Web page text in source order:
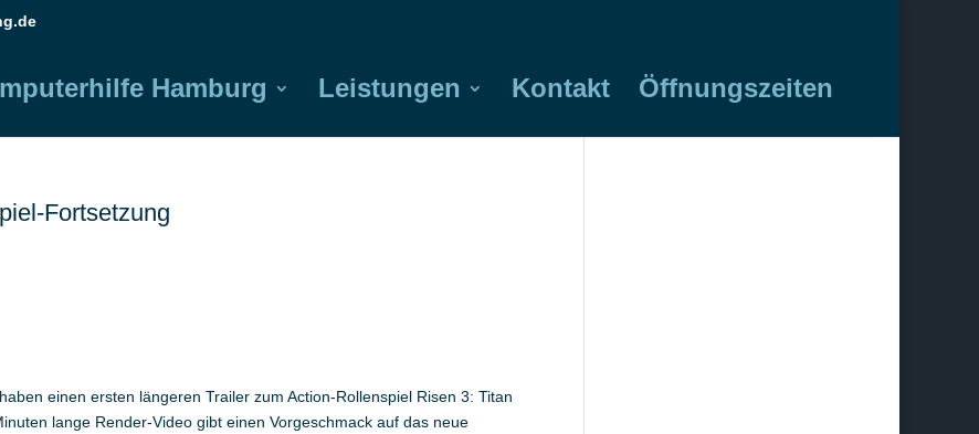
Hamburg Leistungen Kontakt Öffnungszeiten
Fortsetzung
einen ersten längeren Trailer zum Action-Rollenspiel Risen 3: Titan
lange Render-Video gibt einen Vorgeschmack auf das neue